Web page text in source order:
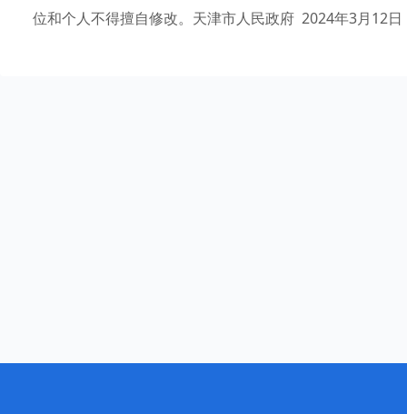
位和个人不得擅自修改。天津市人民政府 2024年3月12日